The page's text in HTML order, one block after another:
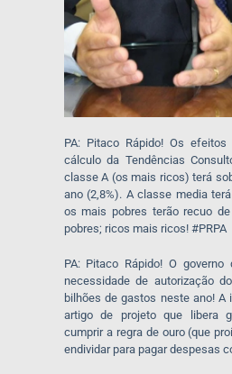
PA: Pitaco Rápido! Os
cálculo da Tendências
classe A (os mais ricos) terá
ano (2,8%). A classe media
os mais pobres terão recuo
pobres; ricos mais ricos! #PRPA
PA: Pitaco Rápido! O governo
necessidade de autorização
bilhões de gastos neste ano! A
artigo de projeto que libera
cumprir a regra de ouro (que
endividar para pagar despesas